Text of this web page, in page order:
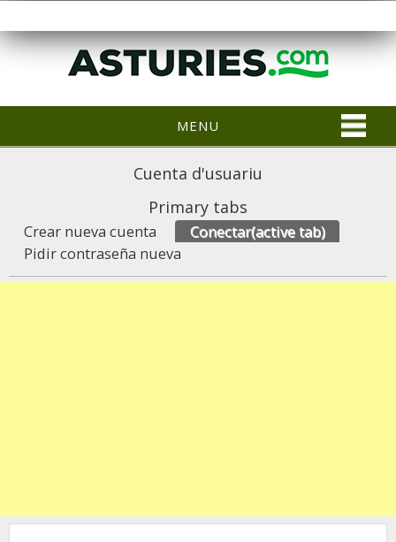
MENU
Cuenta d'usuariu
Primary tabs
Crear nueva cuenta Conectar(active tab)
Pidir contraseña nueva